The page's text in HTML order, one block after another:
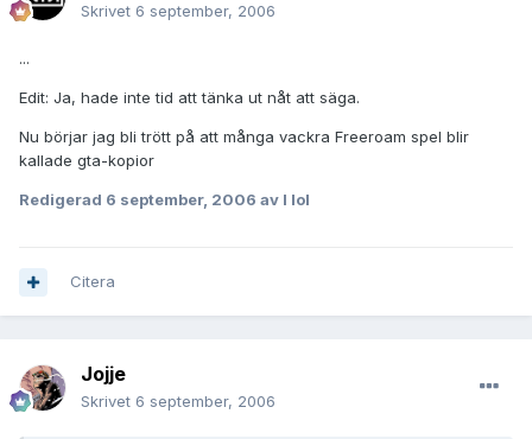
Skrivet 6 september, 2006
...
Edit: Ja, hade inte tid att tänka ut nåt att säga.
Nu börjar jag bli trött på att många vackra Freeroam spel blir
kallade gta-kopior
Redigerad 6 september, 2006 av I lol
Citera
Jojje
Skrivet 6 september, 2006